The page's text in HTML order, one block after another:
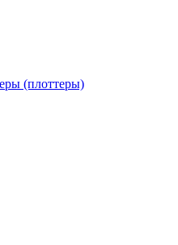
(плоттеры)